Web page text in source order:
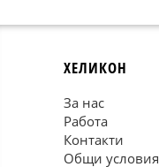
ХЕЛИКОН
За нас
Работа
Контакти
Общи условия